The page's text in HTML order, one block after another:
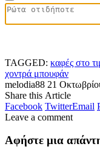
TAGGED: καφές στο
χοντρά μπουφάν
melodia88 21
Share this Article
Facebook TwitterEmail
Leave a comment
Αφήστε μια